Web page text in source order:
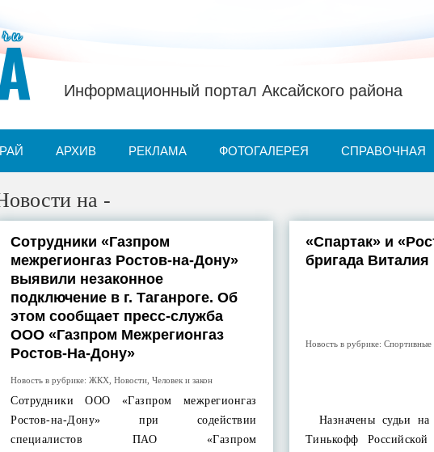
Информационный портал Аксайского района
АРХИВ РЕКЛАМА ФОТОГАЛЕРЕЯ СПРАВОЧНАЯ
на -
Сотрудники «Газпром
межрегионгаз Ростов-на-Дону»
выявили незаконное
подключение в г. Таганроге. Об
этом сообщает пресс-служба
ООО «Газпром Межрегионгаз
Ростов-На-Дону»
Новость в рубрике:ЖКХ ,Новости ,Человек и закон
Cотрудники ООО «Газпром межрегионгаз
Ростов-на-Дону» при содействии
специалистов ПАО «Газпром
«Спартак» и
бригада
Новость в рубрике: Спортивные
Назначены судьи на
Тинькофф